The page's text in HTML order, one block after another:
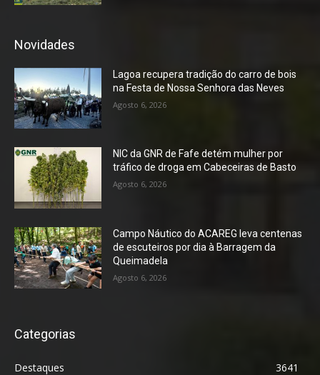
Novidades
Lagoa recupera tradição do carro de bois
na Festa de Nossa Senhora das Neves
Agosto 6, 2026
NIC da GNR de Fafe detém mulher por
tráfico de droga em Cabeceiras de Basto
Agosto 6, 2026
Campo Náutico do ACAREG leva centenas
de escuteiros por dia à Barragem da
Queimadela
Agosto 6, 2026
Categorias
Destaques
3641